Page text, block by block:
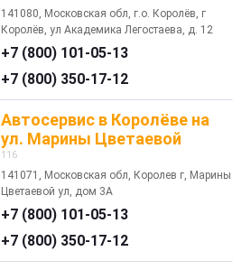
141080, Московская обл, г.о. Королёв, г
Королёв, ул Академика Легостаева, д. 12
+7 (800) 101-05-13
+7 (800) 350-17-12
Автосервис в Королёве на
ул. Марины Цветаевой
116
141071, Московская обл, Королев г, Марины
Цветаевой ул, дом 3А
+7 (800) 101-05-13
+7 (800) 350-17-12